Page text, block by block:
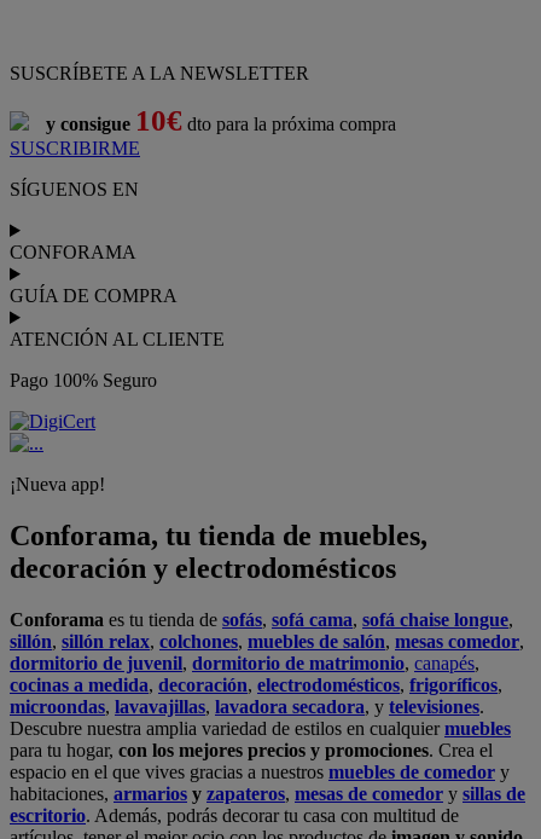
SUSCRÍBETE A LA NEWSLETTER
y consigue 10€ dto para la próxima compra
SUSCRIBIRME
SÍGUENOS EN
CONFORAMA
GUÍA DE COMPRA
ATENCIÓN AL CLIENTE
Pago 100% Seguro
¡Nueva app!
Conforama, tu tienda de muebles,
decoración y electrodomésticos
Conforama es tu tienda de sofás, sofá cama, sofá chaise longue,
sillón, sillón relax, colchones, muebles de salón, mesas comedor,
dormitorio de juvenil, dormitorio de matrimonio, canapés,
cocinas a medida, decoración, electrodomésticos, frigoríficos,
microondas, lavavajillas, lavadora secadora, y televisiones.
Descubre nuestra amplia variedad de estilos en cualquiermuebles
para tu hogar, con los mejores precios y promociones. Crea el
espacio en el que vives gracias a nuestros muebles de comedor y
habitaciones, armarios y zapateros, mesas de comedor y sillas de
escritorio. Además, podrás decorar tu casa con multitud de